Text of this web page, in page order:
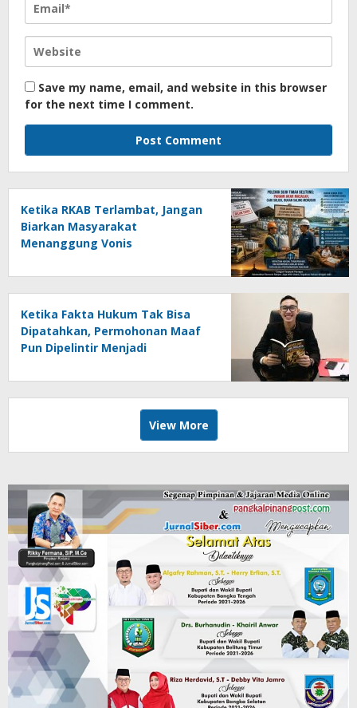
Save my name, email, and website in this browser
for the next time I comment.
Ketika RKAB Terlambat, Jangan
Biarkan Masyarakat
Menanggung Vonis
Ketika Fakta Hukum Tak Bisa
Dipatahkan, Permohonan Maaf
Pun Dipelintir Menjadi
View More